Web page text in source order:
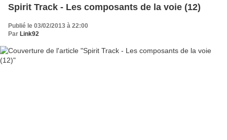
Spirit Track - Les composants de la voie (12)
Publié le 03/02/2013 à 22:00
Par Link92